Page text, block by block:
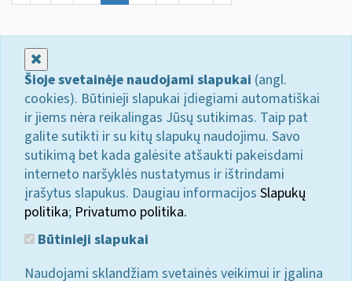
Šioje svetainėje naudojami slapukai (angl.
cookies). Būtinieji slapukai įdiegiami automatiškai
ir jiems nėra reikalingas Jūsų sutikimas. Taip pat
galite sutikti ir su kitų slapukų naudojimu. Savo
sutikimą bet kada galėsite atšaukti pakeisdami
interneto naršyklės nustatymus ir ištrindami
įrašytus slapukus. Daugiau informacijos Slapukų
politika; Privatumo politika.
Būtinieji slapukai
Naudojami sklandžiam svetainės veikimui ir įgalina